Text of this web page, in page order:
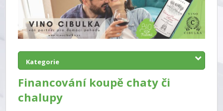
Kategorie
Financování koupě chaty či
chalupy